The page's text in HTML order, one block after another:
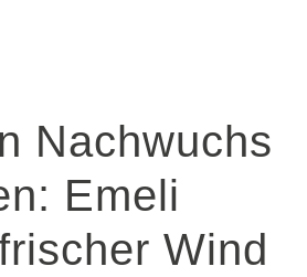
Nachwuchs
Emeli
Wind